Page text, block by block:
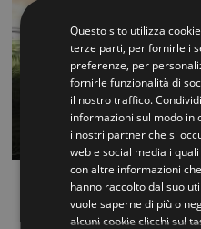
ROD 200 RG est un garde-
Questo sito utilizza
terze parti, per fornirle i
preferenze, per
fornirle funzionalità di
il nostro traffico.
informazioni sul modo in
i nostri partner che si
web e social media i
con altre informazioni
hanno raccolto dal suo
vuole saperne di più o
alcuni cookie clicchi sul